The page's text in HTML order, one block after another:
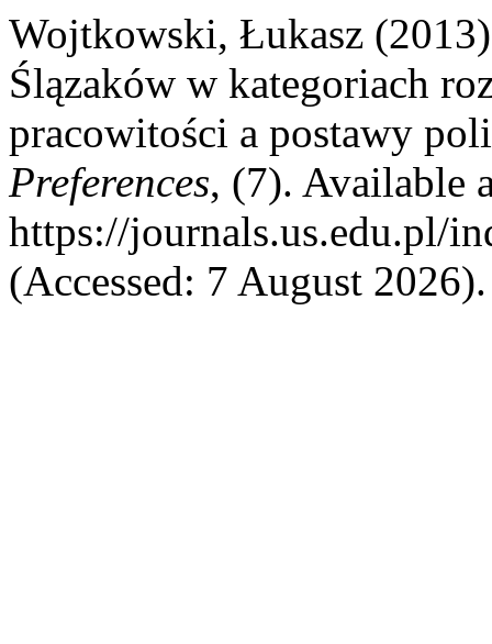
Wojtkowski, Łukasz
Ślązaków w kategoriach
pracowitości a postawy
Preferences, (7). Available
https://journals.us.edu.pl/
(Accessed: 7 August 2026).